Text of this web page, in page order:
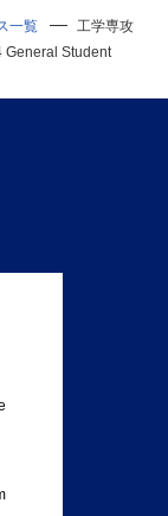
一覧
工学専攻
General Student